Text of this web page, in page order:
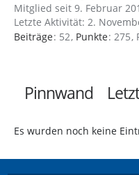
Mitglied seit 9. Februar
Letzte Aktivität: 2.
Beiträge 52 Punkte 275
Pinnwand
Es wurden noch keine